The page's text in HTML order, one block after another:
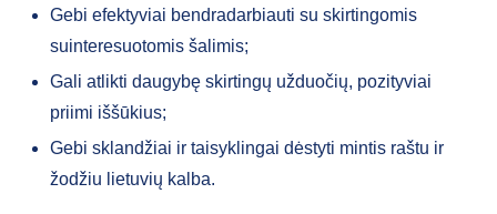
Gebi efektyviai bendradarbiauti su skirtingomis
suinteresuotomis šalimis;
Gali atlikti daugybę skirtingų užduočių, pozityviai
priimi iššūkius;
Gebi sklandžiai ir taisyklingai dėstyti mintis raštu ir
žodžiu lietuvių kalba.